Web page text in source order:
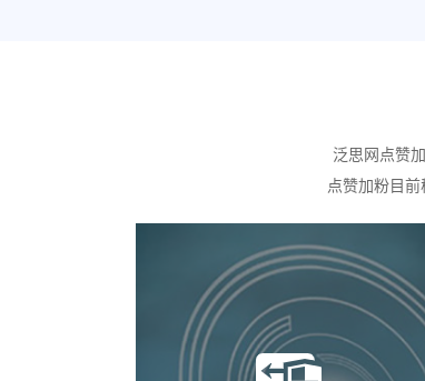
泛思网点赞
点赞加粉目